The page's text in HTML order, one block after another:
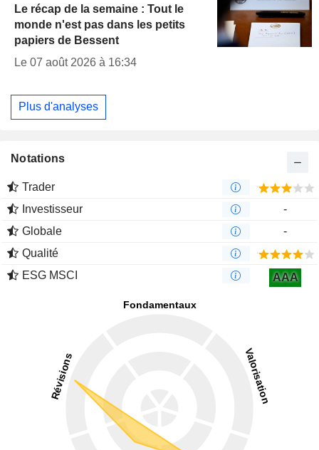
Le récap de la semaine : Tout le
monde n'est pas dans les petits
papiers de Bessent
Le 07 août 2026 à 16:34
Plus d'analyses
Notations
Trader
Investisseur
-
Globale
-
Qualité
ESG MSCI
AAA